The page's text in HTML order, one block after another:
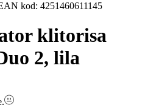
kod: 4251460611145
klitorisa
2, lila